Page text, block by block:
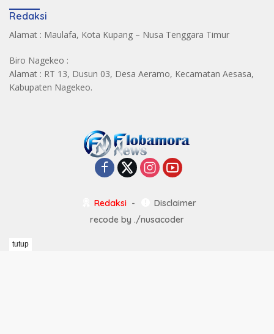
Redaksi
Alamat : Maulafa, Kota Kupang – Nusa Tenggara Timur
Biro Nagekeo :
Alamat : RT 13, Dusun 03, Desa Aeramo, Kecamatan Aesasa,
Kabupaten Nagekeo.
Redaksi
Disclaimer
recode by ./nusacoder
tutup